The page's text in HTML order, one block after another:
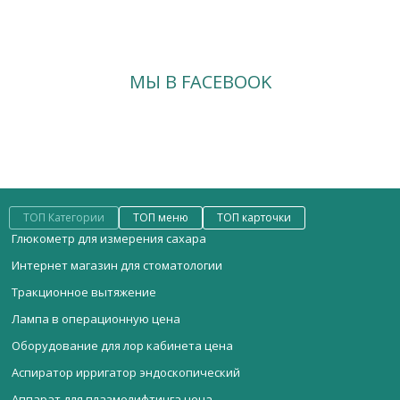
МЫ В FACEBOOK
ТОП Категории ТОП меню ТОП карточки
Глюкометр для измерения сахара
Интернет магазин для стоматологии
Тракционное вытяжение
Лампа в операционную цена
Оборудование для лор кабинета цена
Аспиратор ирригатор эндоскопический